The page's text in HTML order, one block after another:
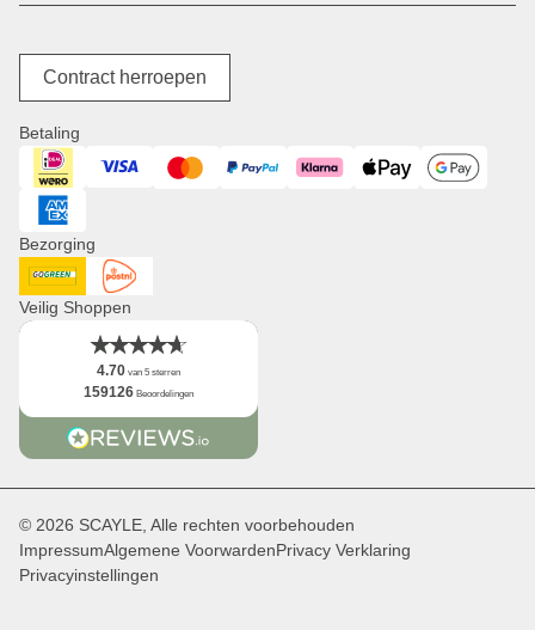
Digitale Toegankelijkheid
Zonnebrillen
Bagage
Verzorgingsproducten
Horloges
Onze missie
Jobs
Pers
Corporate Branding
Distributie & B2B
Newsletter
Logo
Feiten
Contract herroepen
Betaling
iDeal Visa Mastercard PayPal Klarna ApplePay GooglePay
American Express
Bezorging
DHL GoGreenPost NL
Veilig Shoppen
4.70 van 5 sterren
159126 Beoordelingen
© 2026 SCAYLE, Alle rechten voorbehouden
ImpressumAlgemene VoorwardenPrivacy Verklaring
Privacyinstellingen